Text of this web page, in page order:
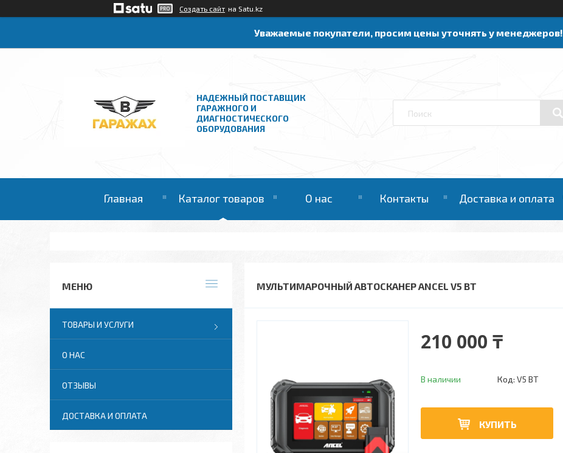
Создать сайт на Satu.kz
Уважаемые покупатели, просим цены уточнять у менеджеров!
НАДЕЖНЫЙ ПОСТАВЩИК
ГАРАЖНОГО И
ДИАГНОСТИЧЕСКОГО
ОБОРУДОВАНИЯ
Главная Каталог товаров О нас Контакты Доставка и оплата
МУЛЬТИМАРОЧНЫЙ АВТОСКАНЕР ANCEL V5 BT
210 000 ₸
В наличии Код: V5 BT
КУПИТЬ
ТОВАРЫ И УСЛУГИ
О НАС
ОТЗЫВЫ
ДОСТАВКА И ОПЛАТА